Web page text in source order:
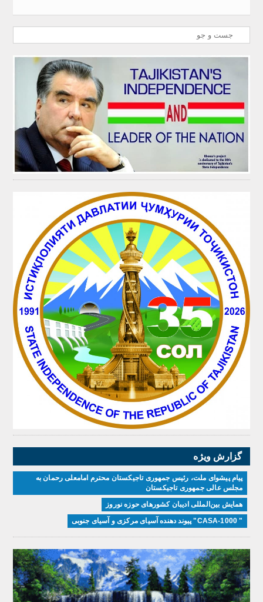
گزارش ویژه
پیام پیشوای ملت، رئیس جمهوری تاجیکستان محترم امامعلی رحمان به
مجلس عالی جمهوری تاجیکستان
همایش بین‌المللی ادیبان کشور‌های حوزه نوروز
" CASA-1000" پیوند دهنده آسیای مرکزی و آسیای جنوبی